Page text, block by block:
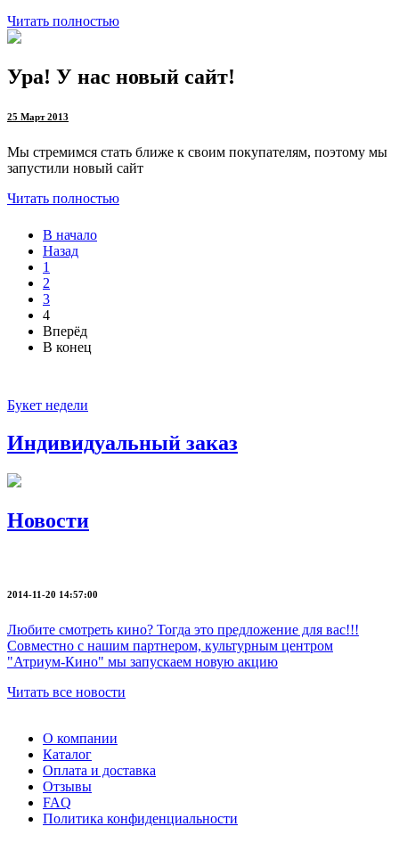
Читать полностью
Ура! У нас новый сайт!
25 Март 2013
Мы стремимся стать ближе к своим покупателям, поэтому мы
запустили новый сайт
Читать полностью
В начало
Назад
1
2
3
4
Вперёд
В конец
Букет недели
Индивидуальный заказ
Новости
2014-11-20 14:57:00
Любите смотреть кино? Тогда это предложение для вас!!!
Совместно с нашим партнером, культурным центром
"Атриум-Кино" мы запускаем новую акцию
Читать все новости
О компании
Каталог
Оплата и доставка
Отзывы
FAQ
Политика конфиденциальности